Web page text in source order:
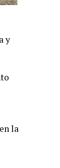
y
la